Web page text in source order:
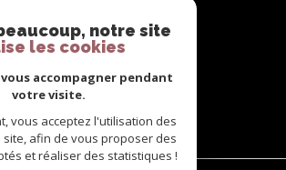
notre site
les cookies
accompagner pendant
votre visite.
vous acceptez l'utilisation des
site, afin de vous proposer des
et réaliser des statistiques !